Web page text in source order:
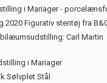
i Mariager -
2020 Figurativ stentøj fra
Carl Martin
i Mariager
Sølvplet Stål